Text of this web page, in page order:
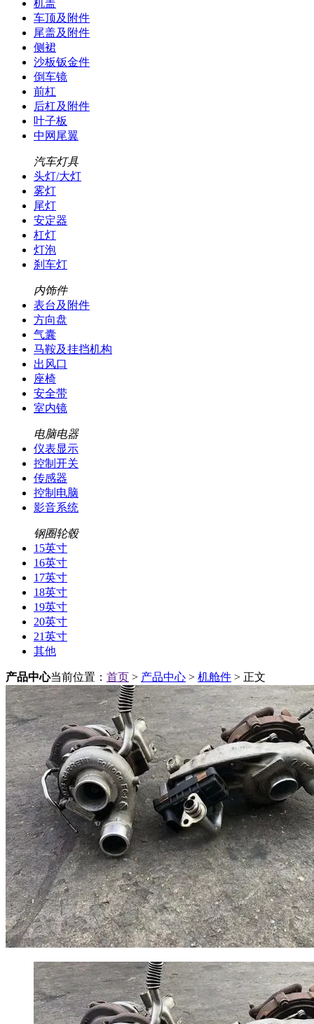
机盖
车顶及附件
尾盖及附件
侧裙
沙板钣金件
倒车镜
前杠
后杠及附件
叶子板
中网尾翼
汽车灯具
头灯/大灯
雾灯
尾灯
安定器
杠灯
灯泡
刹车灯
内饰件
表台及附件
方向盘
气囊
马鞍及挂挡机构
出风口
座椅
安全带
室内镜
电脑电器
仪表显示
控制开关
传感器
控制电脑
影音系统
钢圈轮毂
15英寸
16英寸
17英寸
18英寸
19英寸
20英寸
21英寸
其他
产品中心当前位置： 首页 > 产品中心 > 机舱件 > 正文